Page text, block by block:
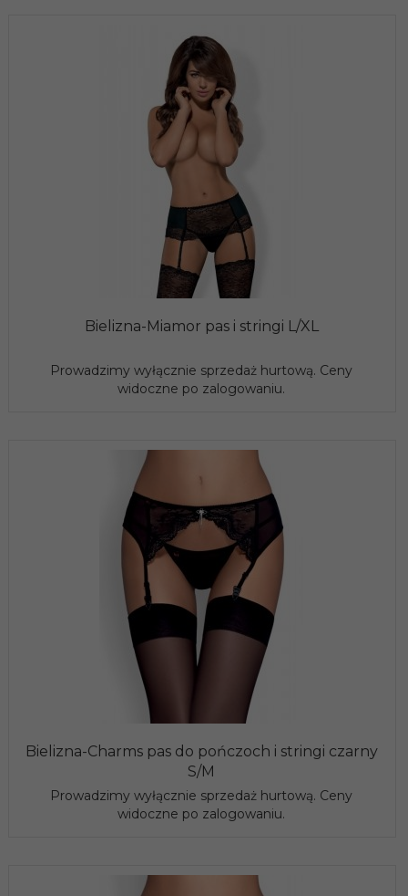
Bielizna-Miamor pas i stringi L/XL
Prowadzimy wyłącznie sprzedaż hurtową. Ceny
widoczne po zalogowaniu.
Bielizna-Charms pas do pończoch i stringi czarny
S/M
Prowadzimy wyłącznie sprzedaż hurtową. Ceny
widoczne po zalogowaniu.